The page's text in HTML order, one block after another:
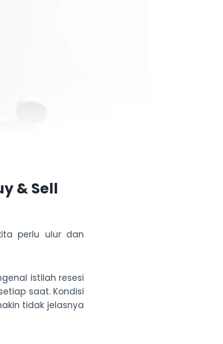
& Sell
perlu ulur dan
istilah resesi
saat. Kondisi
tidak jelasnya